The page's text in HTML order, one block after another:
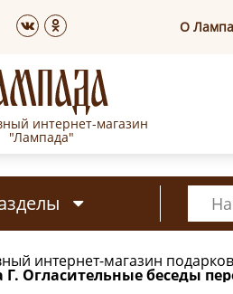
О
интернет-магазин
"Лампада"
интернет-магазин подарков
Огласительные беседы